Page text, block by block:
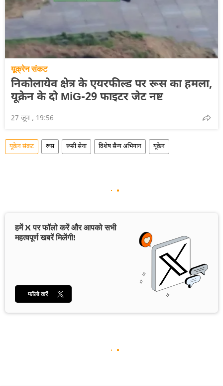
यूक्रेन संकट
निकोलायेव क्षेत्र के एयरफील्ड पर रूस का हमला,
यूक्रेन के दो MiG-29 फाइटर जेट नष्ट
27 जून , 19:56
यूक्रेन संकट रूस रूसी सेना विशेष सैन्य अभियान यूक्रेन
हमें X पर फॉलो करें और आपको सभी
महत्वपूर्ण खबरें मिलेंगी!
फॉलो करें